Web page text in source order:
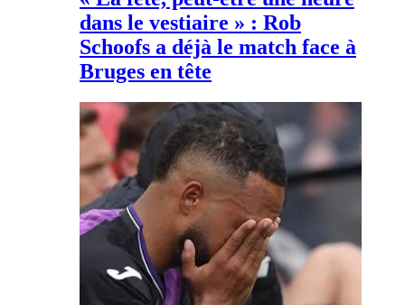
dans le vestiaire » : Rob
Schoofs a déjà le match face à
Bruges en tête